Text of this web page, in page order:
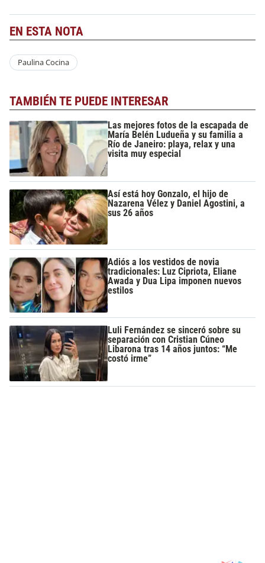
EN ESTA NOTA
Paulina Cocina
TAMBIÉN TE PUEDE INTERESAR
Las mejores fotos de la escapada de
María Belén Ludueña y su familia a
Río de Janeiro: playa, relax y una
visita muy especial
Así está hoy Gonzalo, el hijo de
Nazarena Vélez y Daniel Agostini, a
sus 26 años
Adiós a los vestidos de novia
tradicionales: Luz Cipriota, Eliane
Awada y Dua Lipa imponen nuevos
estilos
Luli Fernández se sinceró sobre su
separación con Cristian Cúneo
Libarona tras 14 años juntos: “Me
costó irme”